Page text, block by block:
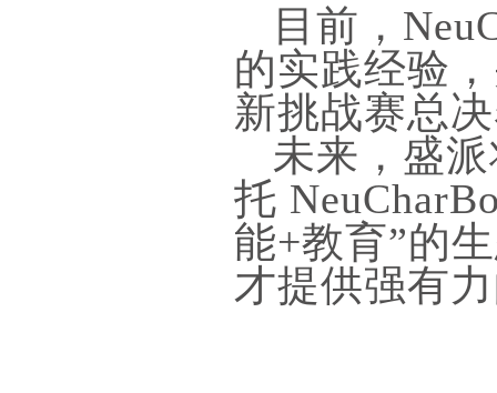
目前，
的实践经验
新挑战赛总
未来，盛
托
能+教育”的
才提供强有